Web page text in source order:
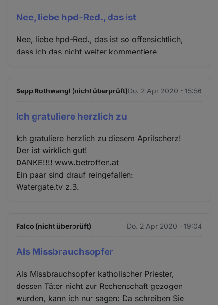
Nee, liebe hpd-Red., das ist
Nee, liebe hpd-Red., das ist so offensichtlich,
dass ich das nicht weiter kommentiere...
Sepp Rothwangl (nicht überprüft)Do. 2 Apr 2020 - 15:56
Ich gratuliere herzlich zu
Ich gratuliere herzlich zu diesem Aprilscherz!
Der ist wirklich gut!
DANKE!!!! www.betroffen.at
Ein paar sind drauf reingefallen:
Watergate.tv z.B.
Falco (nicht überprüft) Do. 2 Apr 2020 - 19:04
Als Missbrauchsopfer
Als Missbrauchsopfer katholischer Priester,
dessen Täter nicht zur Rechenschaft gezogen
wurden, kann ich nur sagen: Da schreiben Sie